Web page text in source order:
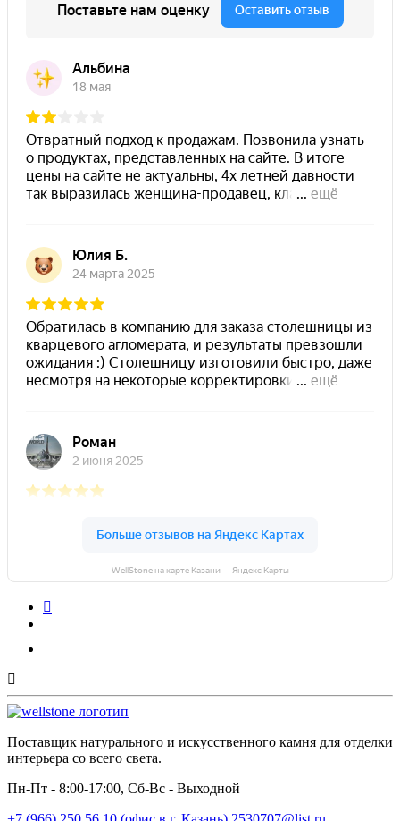
WellStone на карте Казани — Яндекс Карты
Поставщик натурального и искусственного камня для отделки
интерьера со всего света.
Пн-Пт - 8:00-17:00, Сб-Вс - Выходной